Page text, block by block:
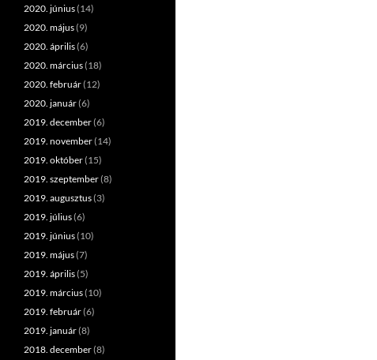
2020. június(14)
2020. május(9)
2020. április(6)
2020. március(18)
2020. február(12)
2020. január(6)
2019. december(6)
2019. november(14)
2019. október(15)
2019. szeptember(8)
2019. augusztus(3)
2019. július(6)
2019. június(10)
2019. május(7)
2019. április(5)
2019. március(10)
2019. február(6)
2019. január(8)
2018. december(8)